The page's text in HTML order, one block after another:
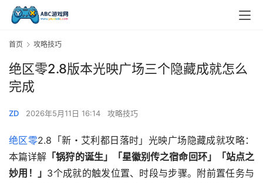
首页 攻略技巧
绝区零2.8版本光映广场三个隐藏成就怎么
完成
ZD 2026年5月11日 16:14 攻略技巧
绝区零2.8「新・艾利都日落时」光映广场隐藏成就攻略：
本篇详解 「锅狩的诞生」「星徽别传之宿命回环」「站点之
妙用！」 3个成就的触发位置、时段与步骤。附前置任务与